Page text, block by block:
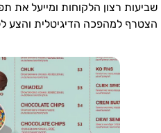
שביעות רצון הלקוחות ומייעל את
הצטרף למהפכה הדיגיטלית והצע